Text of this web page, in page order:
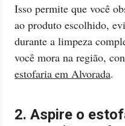
Isso permite que você
ao produto escolhido,
durante a limpeza
você mora na região,
estofaria em Alvorada.
2. Aspire o